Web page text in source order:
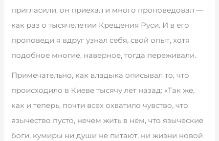
пригласили, он приехал и много проповедовал —
как раз о тысячелетии Крещения Руси. И в его
проповеди я вдруг узнал себя, свой опыт, хотя
подобное многие, наверное, тогда переживали.
Примечательно, как владыка описывал то, что
происходило в Киеве тысячу лет назад: «Так же,
как и теперь, почти всех охватило чувство, что
язычество пусто, нечем жить в нём, что языческие
боги, кумиры ни души не питают, ни жизни новой